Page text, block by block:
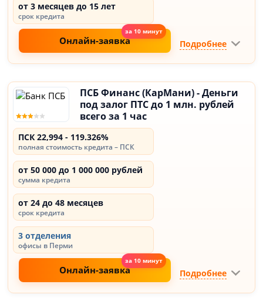
от 3 месяцев до 15 лет
срок кредита
Онлайн-заявка Подробнее
ПСБ Финанс (КарМани) - Деньги
под залог ПТС до 1 млн. рублей
всего за 1 час
ПСК 22,994 - 119.326%
полная стоимость кредита – ПСК
от 50 000 до 1 000 000 рублей
сумма кредита
от 24 до 48 месяцев
срок кредита
3 отделения
офисы в Перми
Онлайн-заявка Подробнее